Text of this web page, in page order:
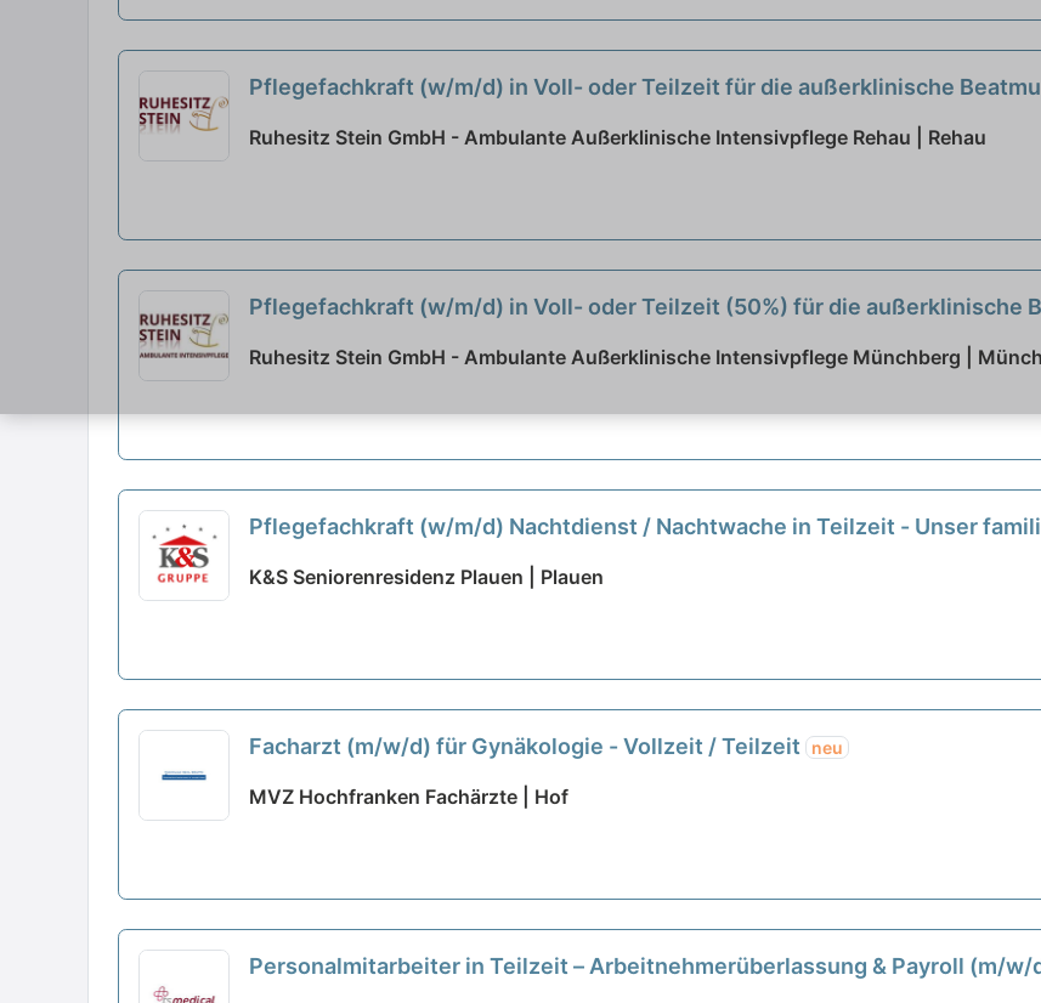
Pflegefachkraft (w/m/d) in Voll- oder Teilzeit für die außerklinische
Ruhesitz Stein GmbH - Ambulante Außerklinische Intensivpflege Rehau | Rehau
Pflegefachkraft (w/m/d) in Voll- oder Teilzeit (50%) für die außerklinische
Ruhesitz Stein GmbH - Ambulante Außerklinische Intensivpflege Münchberg |
Pflegefachkraft (w/m/d) Nachtdienst / Nachtwache in Teilzeit - Unser
K&S Seniorenresidenz Plauen | Plauen
Facharzt (m/w/d) für Gynäkologie - Vollzeit / Teilzeit neu
MVZ Hochfranken Fachärzte | Hof
Personalmitarbeiter in Teilzeit – Arbeitnehmerüberlassung & Payroll (m/w/